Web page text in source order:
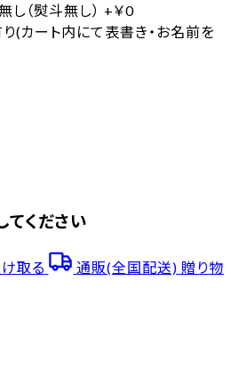
し（熨斗無し） +￥0
(カート内にて表書き・お名前を
ください
取る 通販(全国配送) 贈り物